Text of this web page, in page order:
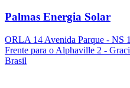
Palmas Energia Solar
ORLA 14 Avenida Parque - NS
Frente para o Alphaville 2 -
Brasil